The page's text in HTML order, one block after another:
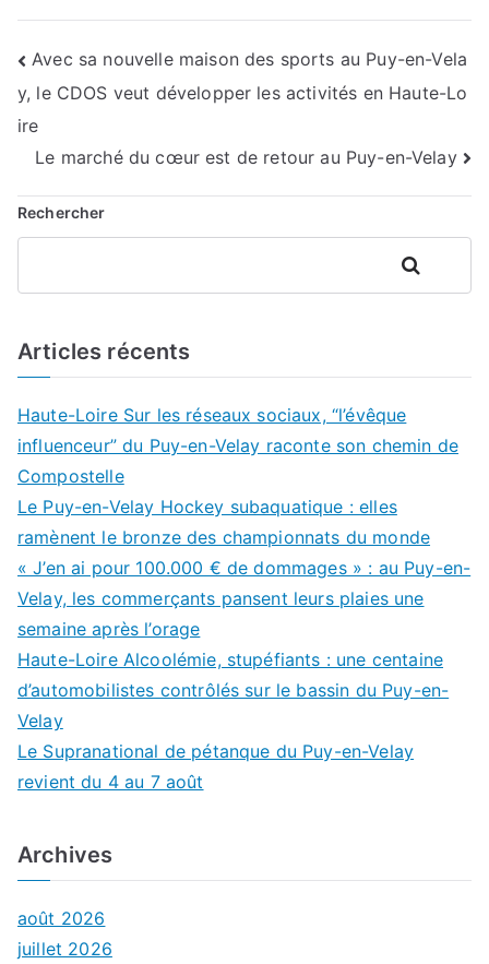
Navigation
de
l’article
Avec sa nouvelle maison des sports au Puy-en-Vela
y, le CDOS veut développer les activités en Haute-Lo
ire
Le marché du cœur est de retour au Puy-en-Velay
Rechercher
Rechercher
Articles récents
Haute-Loire Sur les réseaux sociaux, “l’évêque
influenceur” du Puy-en-Velay raconte son chemin de
Compostelle
Le Puy-en-Velay Hockey subaquatique : elles
ramènent le bronze des championnats du monde
« J’en ai pour 100.000 € de dommages » : au Puy-en-
Velay, les commerçants pansent leurs plaies une
semaine après l’orage
Haute-Loire Alcoolémie, stupéfiants : une centaine
d’automobilistes contrôlés sur le bassin du Puy-en-
Velay
Le Supranational de pétanque du Puy-en-Velay
revient du 4 au 7 août
Archives
août 2026
juillet 2026